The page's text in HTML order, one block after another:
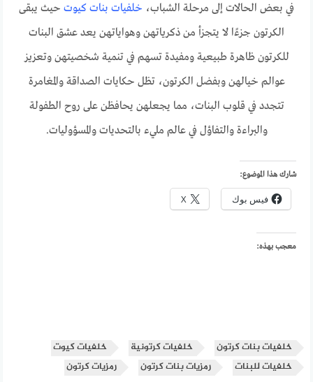
في بعض الحالات إلى مرحلة الشباب، خلفيات بنات كيوت حيث يبقى
الكرتون جزءًا لا يتجزأ من ذكرياتهن وهواياتهن يعد عشق البنات
للكرتون ظاهرة طبيعية ومفيدة تسهم في تنمية شخصيتهن وتعزيز
عوالم خيالهن وبفضل الكرتون، تظل حكايات الصداقة والمغامرة
تتجدد في قلوب البنات، مما يجعلهن يحافظن على روح الطفولة
والبراءة والتفاؤل في عالم مليء بالتحديات والمسؤوليات.
شارك هذا الموضوع:
فيس بوك X
معجب بهذه:
خلفيات بنات كرتون خلفيات كرتونية
خلفيات كيوت
خلفيات للبنات
رمزيات بنات كرتون رمزيات كرتون